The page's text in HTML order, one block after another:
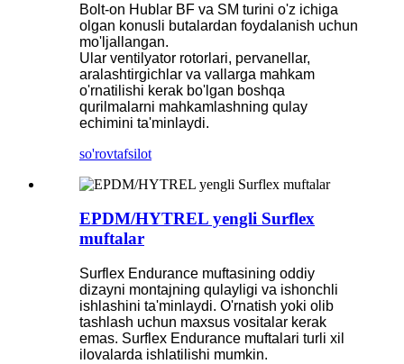
Bolt-on Hublar BF va SM turini o'z ichiga
olgan konusli butalardan foydalanish uchun
mo'ljallangan.
Ular ventilyator rotorlari, pervanellar,
aralashtirgichlar va vallarga mahkam
o'rnatilishi kerak bo'lgan boshqa
qurilmalarni mahkamlashning qulay
echimini ta'minlaydi.
so'rovtafsilot
EPDM/HYTREL yengli Surflex
muftalar
Surflex Endurance muftasining oddiy
dizayni montajning qulayligi va ishonchli
ishlashini ta'minlaydi. O'rnatish yoki olib
tashlash uchun maxsus vositalar kerak
emas. Surflex Endurance muftalari turli xil
ilovalarda ishlatilishi mumkin.